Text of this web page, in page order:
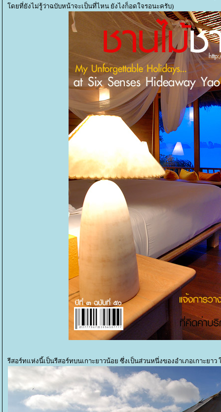
ดยที่ยังไม่รู้ว่าฉบับหน้าจะเป็นที่ไหน ยังไงก็อดใจรอนะครับ)
รีสอร์ทแห่งนี้เป็นรีสอร์ทบนเกาะยาวน้อย ซึ่งเป็นส่วนหนึ่งของอำเภอเกาะยาว